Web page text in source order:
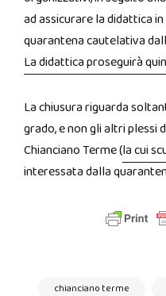
ad assicurare la didattica
quarantena cautelativa
La didattica proseguirà
La chiusura riguarda
grado, e non gli altri plessi
Chianciano Terme (la cui
interessata dalla
chianciano terme